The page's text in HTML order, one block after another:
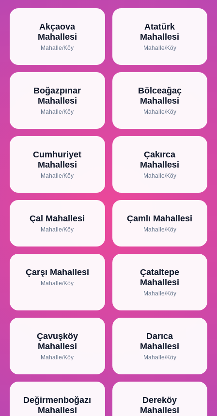
Akçaova
Mahallesi
Mahalle/Köy
Atatürk
Mahallesi
Mahalle/Köy
Boğazpınar
Mahallesi
Mahalle/Köy
Bölceağaç
Mahallesi
Mahalle/Köy
Cumhuriyet
Mahallesi
Mahalle/Köy
Çakırca
Mahallesi
Mahalle/Köy
Çal Mahallesi
Mahalle/Köy
Çamlı Mahallesi
Mahalle/Köy
Çarşı Mahallesi
Mahalle/Köy
Çataltepe
Mahallesi
Mahalle/Köy
Çavuşköy
Mahallesi
Mahalle/Köy
Darıca
Mahallesi
Mahalle/Köy
Değirmenboğazı
Mahallesi
Dereköy
Mahallesi